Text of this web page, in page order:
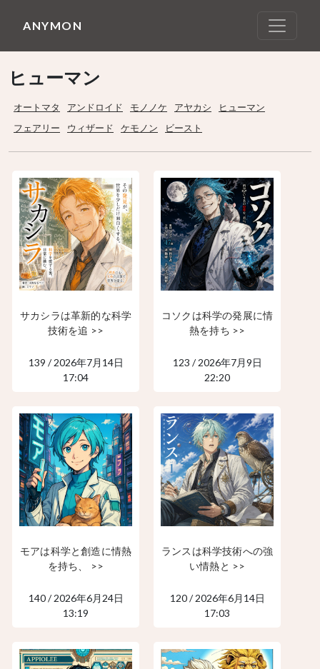
ANYMON
ヒューマン
オートマタ アンドロイド モノノケ アヤカシ
ヒューマン
フェアリー
ウィザード ケモノン ビースト
サカシラは革新的な科学
技術を追 >>
139 / 2026年7月14日
17:04
コソクは科学の発展に情
熱を持ち >>
123 / 2026年7月9日
22:20
モアは科学と創造に情熱
を持ち、 >>
140 / 2026年6月24日
13:19
ランスは科学技術への強
い情熱と >>
120 / 2026年6月14日
17:03